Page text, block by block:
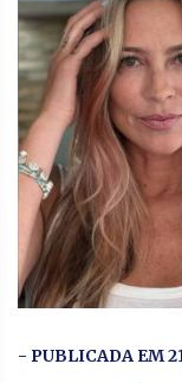
- PUBLICADA EM